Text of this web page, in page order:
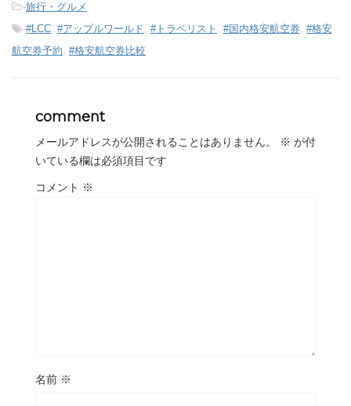
-旅行・グルメ
-#LCC, #アップルワールド, #トラベリスト , #国内格安航空券, #格安
航空券予約, #格安航空券比較
comment
メールアドレスが公開されることはありません。 ※ が付
いている欄は必須項目です
コメント ※
名前 ※